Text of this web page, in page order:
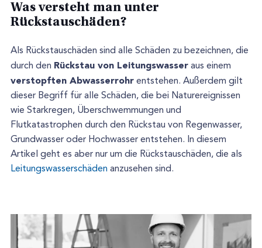
Was versteht man unter
Rückstauschäden?
Als Rückstauschäden sind alle Schäden zu bezeichnen, die
durch den Rückstau von Leitungswasser aus einem
verstopften Abwasserrohr entstehen. Außerdem gilt
dieser Begriff für alle Schäden, die bei Naturereignissen
wie Starkregen, Überschwemmungen und
Flutkatastrophen durch den Rückstau von Regenwasser,
Grundwasser oder Hochwasser entstehen. In diesem
Artikel geht es aber nur um die Rückstauschäden, die als
Leitungswasserschäden anzusehen sind.